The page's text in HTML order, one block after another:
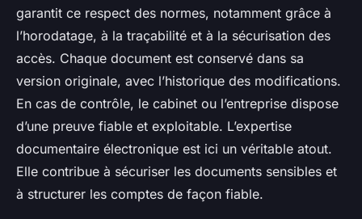
garantit ce respect des normes, notamment grâce à
l’horodatage, à la traçabilité et à la sécurisation des
accès. Chaque document est conservé dans sa
version originale, avec l’historique des modifications.
En cas de contrôle, le cabinet ou l’entreprise dispose
d’une preuve fiable et exploitable. L’expertise
documentaire électronique est ici un véritable atout.
Elle contribue à sécuriser les documents sensibles et
à structurer les comptes de façon fiable.